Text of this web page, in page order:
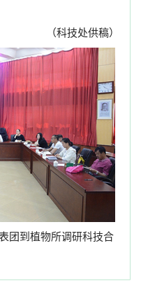
（科技处供稿）
团到植物所调研科技合